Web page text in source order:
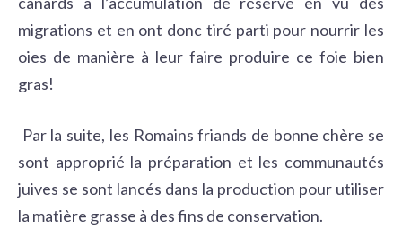
migrations et en ont donc tiré parti pour nourrir les
oies de manière à leur faire produire ce foie bien
gras!
Par la suite, les Romains friands de bonne chère se
sont approprié la préparation et les communautés
juives se sont lancés dans la production pour utiliser
la matière grasse à des fins de conservation.